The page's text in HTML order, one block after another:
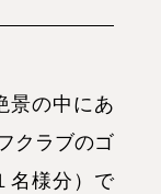
景の中にあ
クラブのゴ
名様分）で